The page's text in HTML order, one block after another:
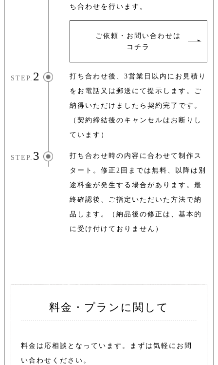
ち合わせを行います。
ご依頼・お問い合わせは
コチラ
STEP. 2
打ち合わせ後、3営業日以内にお見積り
をお電話又は郵送にて提示します。
ご
納得いただけましたら契約完了です。
（契約締結後のキャンセルはお断りし
ています）
STEP. 3
打ち合わせ時の内容に合わせて制作ス
タート。修正2回までは無料、以降は別
途料金が発生する場合があります。最
終確認後、ご指定いただいた方法で納
品します。
（納品後の修正は、基本的
に受け付けておりません）
料金・プランに関して
料金は応相談となっています。
まずは気軽にお問
い合わせください。